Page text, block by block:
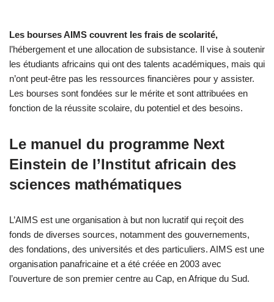
Les bourses AIMS couvrent les frais de scolarité,
l’hébergement et une allocation de subsistance. Il vise à soutenir
les étudiants africains qui ont des talents académiques, mais qui
n’ont peut-être pas les ressources financières pour y assister.
Les bourses sont fondées sur le mérite et sont attribuées en
fonction de la réussite scolaire, du potentiel et des besoins.
Le manuel du programme Next
Einstein de l’Institut africain des
sciences mathématiques
L’AIMS est une organisation à but non lucratif qui reçoit des
fonds de diverses sources, notamment des gouvernements,
des fondations, des universités et des particuliers. AIMS est une
organisation panafricaine et a été créée en 2003 avec
l’ouverture de son premier centre au Cap, en Afrique du Sud.